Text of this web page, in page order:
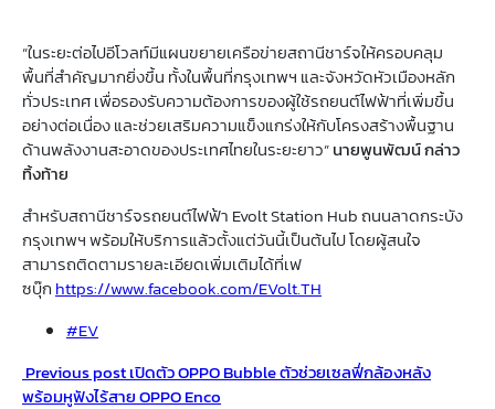
“ในระยะต่อไปอีโวลท์มีแผนขยายเครือข่ายสถานีชาร์จให้ครอบคลุม
พื้นที่สำคัญมากยิ่งขึ้น ทั้งในพื้นที่กรุงเทพฯ และจังหวัดหัวเมืองหลัก
ทั่วประเทศ เพื่อรองรับความต้องการของผู้ใช้รถยนต์ไฟฟ้าที่เพิ่มขึ้น
อย่างต่อเนื่อง และช่วยเสริมความแข็งแกร่งให้กับโครงสร้างพื้นฐาน
ด้านพลังงานสะอาดของประเทศไทยในระยะยาว”นายพูนพัฒน์ กล่าว
ทิ้งท้าย
สำหรับสถานีชาร์จรถยนต์ไฟฟ้า Evolt Station Hub ถนนลาดกระบัง
กรุงเทพฯ พร้อมให้บริการแล้วตั้งแต่วันนี้เป็นต้นไป โดยผู้สนใจ
สามารถติดตามรายละเอียดเพิ่มเติมได้ที่เฟ
ซบุ๊ก https://www.facebook.com/EVolt.TH
#EV
Previous postเปิดตัว OPPO Bubble ตัวช่วยเซลฟี่กล้องหลัง
พร้อมหูฟังไร้สาย OPPO Enco